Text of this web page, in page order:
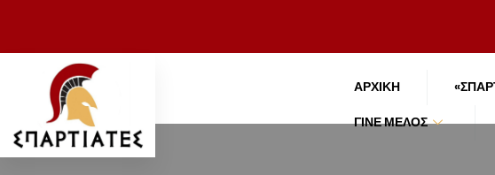
ΑΡΧΙΚΉ
ΓΊΝΕ ΜΈΛΟΣ